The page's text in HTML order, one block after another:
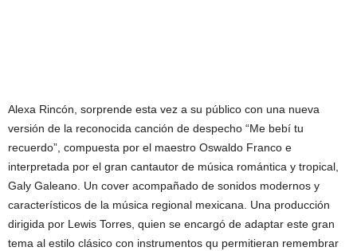
Alexa Rincón, sorprende esta vez a su público con una nueva
versión de la reconocida canción de despecho “Me bebí tu
recuerdo”, compuesta por el maestro Oswaldo Franco e
interpretada por el gran cantautor de música romántica y tropical,
Galy Galeano. Un cover acompañado de sonidos modernos y
característicos de la música regional mexicana. Una producción
dirigida por Lewis Torres, quien se encargó de adaptar este gran
tema al estilo clásico con instrumentos qu permitieran remembrar